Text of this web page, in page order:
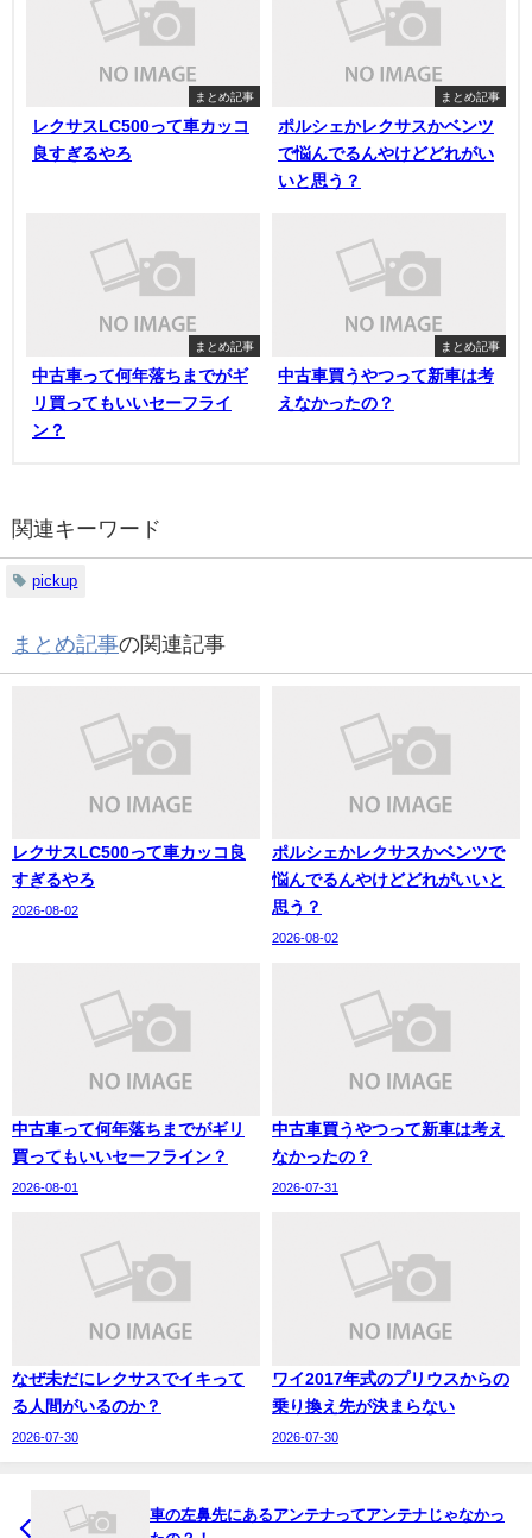
まとめ記事
レクサスLC500って車カッコ
良すぎるやろ
まとめ記事
ポルシェかレクサスかベンツ
で悩んでるんやけどどれがい
いと思う？
まとめ記事
中古車って何年落ちまでがギ
リ買ってもいいセーフライ
ン？
まとめ記事
中古車買うやつって新車は考
えなかったの？
関連キーワード
pickup
まとめ記事の関連記事
レクサスLC500って車カッコ良
すぎるやろ
2026-08-02
ポルシェかレクサスかベンツで
悩んでるんやけどどれがいいと
思う？
2026-08-02
中古車って何年落ちまでがギリ
買ってもいいセーフライン？
2026-08-01
中古車買うやつって新車は考え
なかったの？
2026-07-31
なぜ未だにレクサスでイキって
る人間がいるのか？
2026-07-30
ワイ2017年式のプリウスからの
乗り換え先が決まらない
2026-07-30
車の左鼻先にあるアンテナってアンテナじゃなかっ